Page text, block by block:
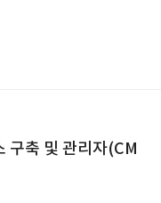
구축 및 관리자(CM